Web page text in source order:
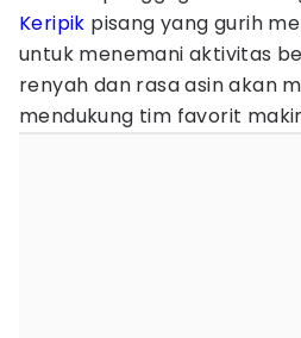
Keripik pisang yang gurih
untuk menemani aktivitas
renyah dan rasa asin akan
mendukung tim favorit